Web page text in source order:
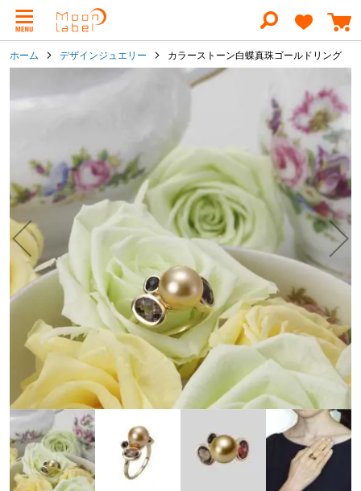
ン
ン
に
検
ホーム デザインジュエリー カラーストーン白蝶真珠ゴールドリング
リ
ー
の
最
後
に
移
動